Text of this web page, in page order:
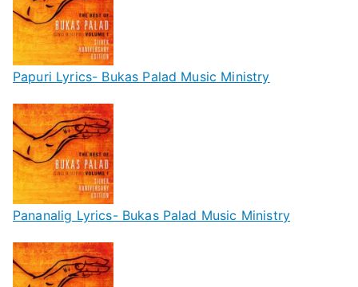
Papuri Lyrics- Bukas Palad Music Ministry
Pananalig Lyrics- Bukas Palad Music Ministry